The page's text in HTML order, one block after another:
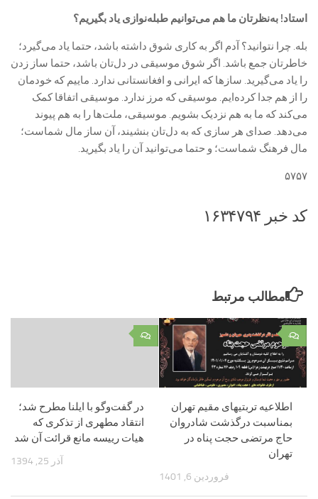
استاد! به‌نظرتان ما هم می‌توانیم طبله‌نوازی یاد بگیریم؟
بله. چرا نتوانید؟ آدم اگر به کاری شوق داشته باشد، حتما یاد می‌گیرد؛
خاطرتان جمع باشد. اگر شوق موسیقی در دل‌تان باشد، حتما ساز زدن
را یاد می‌گیرید. سازها که ایرانی و افغانستانی ندارد. ماییم که خودمان
را از هم جدا کرده‌ایم. موسیقی که مرز ندارد. موسیقی اتفاقا کمک
می‌کند که ما به هم نزدیک بشویم. موسیقی، ملت‌ها را به هم پیوند
می‌دهد. صدای هر سازی که به دل‌تان بنشیند، آن ساز مال شماست؛
مال فرهنگ شماست؛ و حتما می‌توانید آن را یاد بگیرید.
۵۷۵۷
کد خبر ۱۶۳۴۷۹۴
مطالب مرتبط
۰
در گفت‌و‌گو با ایلنا مطرح شد؛
انتقاد مطهری از تذکری که
هیات رییسه مانع قرائت آن شد
آذر 25, 1394
۰
اطلاعیه تربتیهای مقیم تهران
بمناسبت درگذشت شادروان
حاج مرتضی حجت پناه در
تهران
فروردین 6, 1401